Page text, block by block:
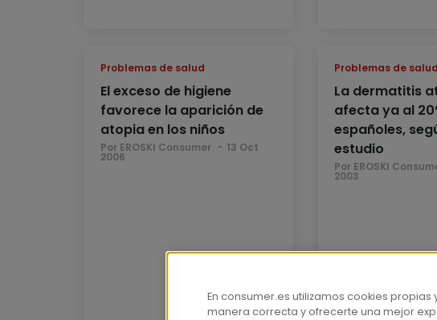
Problemas de salud
El exceso de higiene
favorece la aparición de
atopia en los niños
Por EROSKI Consumer 13 Oct
2006
Problemas de salud
La dermatitis
afecta ya al
españoles,
estudio
Por EROSKI
2003
En consumer.es utilizamos cookies
manera correcta y ofrecerte una mejor